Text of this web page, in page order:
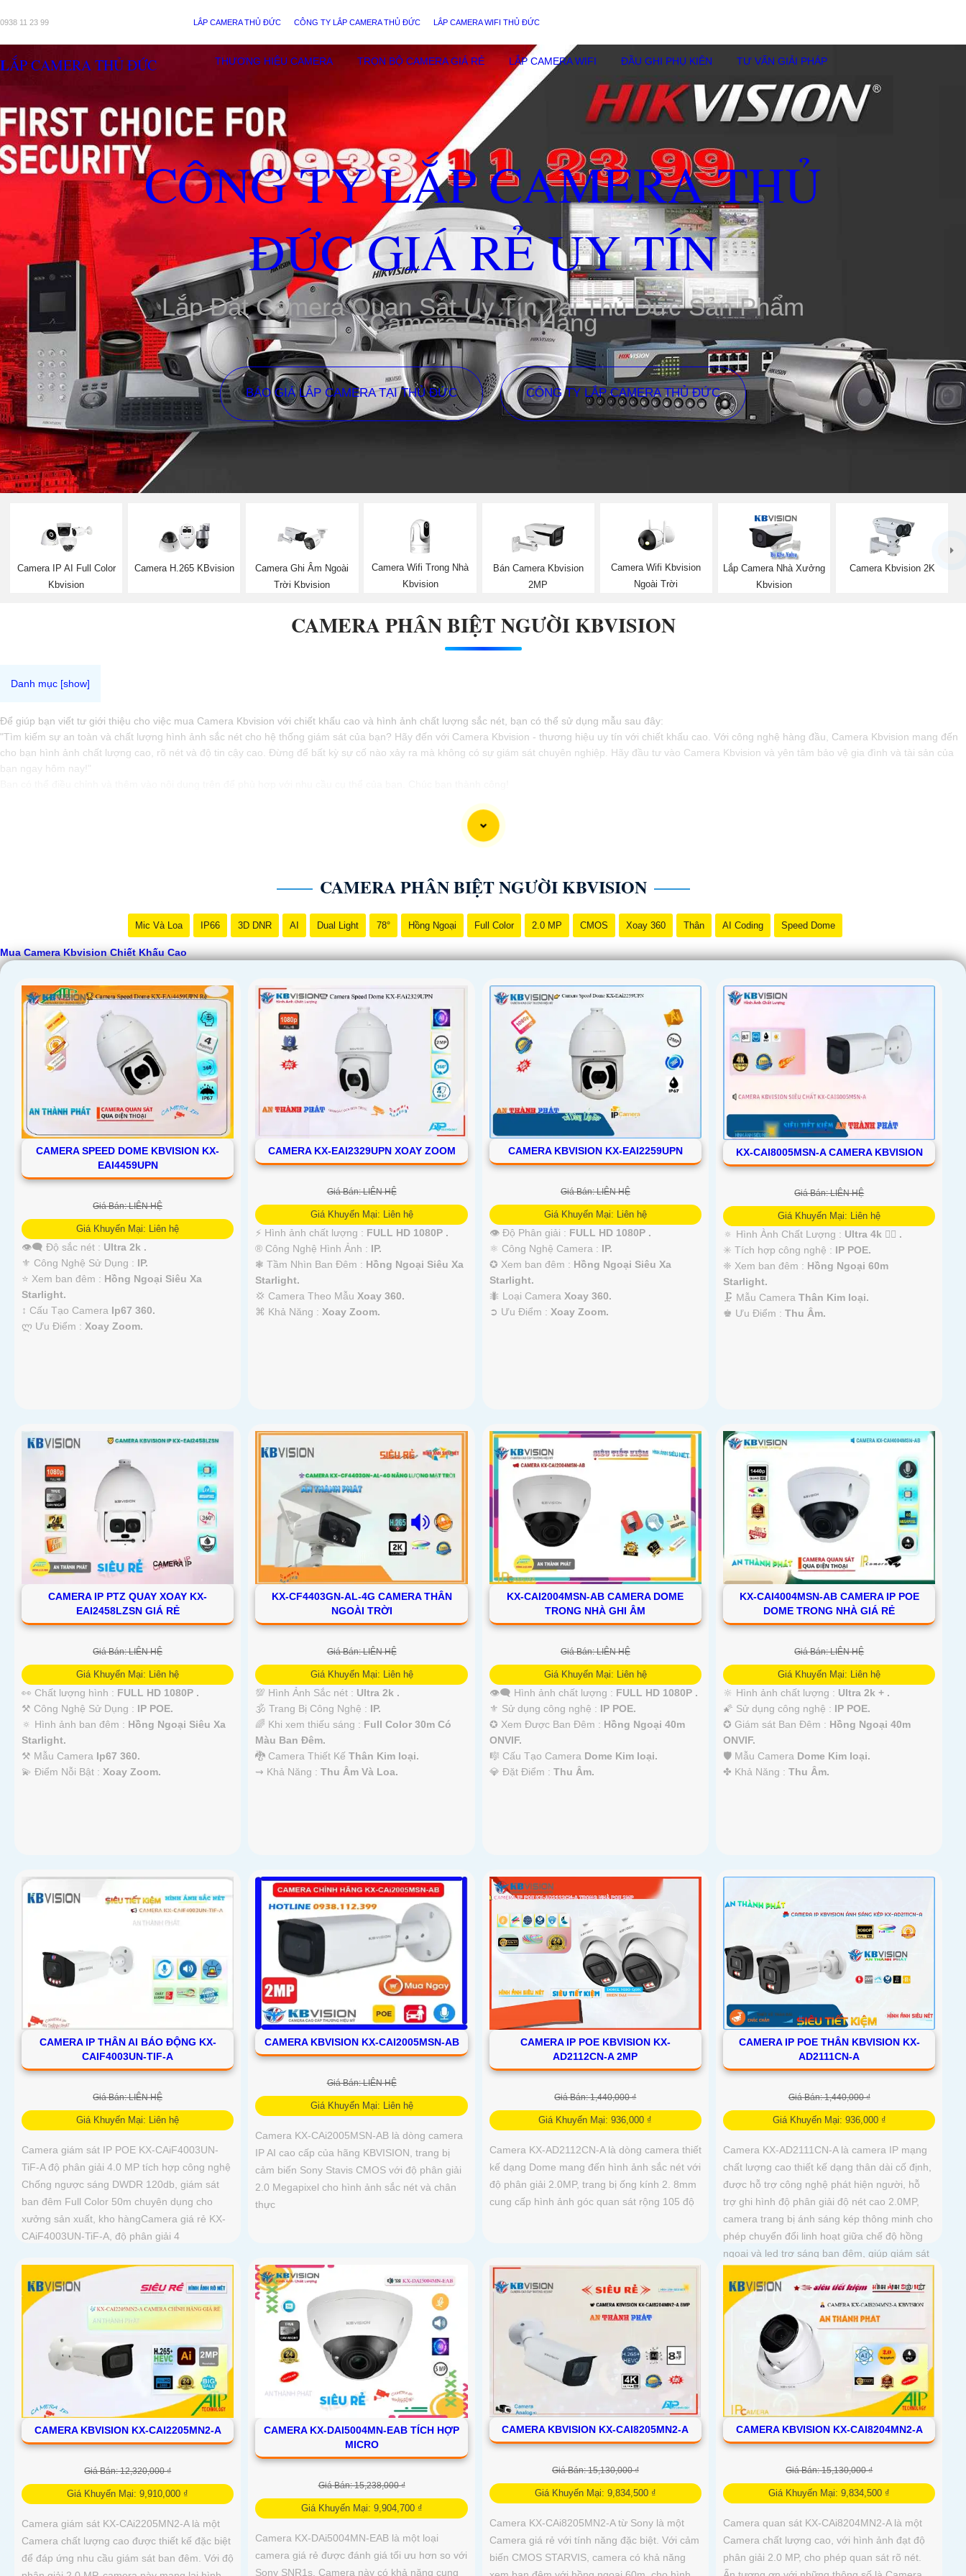
0938 11 23 99 LẮP CAMERA THỦ ĐỨC CÔNG TY LẮP CAMERA THỦ ĐỨC LẮP CAMERA WIFI THỦ ĐỨC
LẮP CAMERA THỦ ĐỨC THƯƠNG HIỆU CAMERA TRỌN BỘ CAMERA GIÁ RẺ LẮP CAMERA WIFI ĐẦU GHI PHỤ KIÊN TƯ VẤN GIẢI PHÁP
CÔNG TY LẮP CAMERA THỦ
ĐỨC GIÁ RẺ UY TÍN
Lắp Đặt Camera Quan Sát Uy Tín Tại Thủ Đức Sản Phẩm
Camera Chính Hãng
BÁO GIÁ LẮP CAMERA TẠI THỦ ĐỨC CÔNG TY LẮP CAMERA THỦ ĐỨC
Camera IP AI Full Color
Kbvision
Camera H.265 KBvision
Camera Ghi Âm Ngoài
Trời Kbvision
Camera Wifi Trong Nhà
Kbvision
Bán Camera Kbvision
2MP
Camera Wifi Kbvision
Ngoài Trời
Lắp Camera Nhà Xưởng
Kbvision
Camera Kbvision 2K
CAMERA PHÂN BIỆT NGƯỜI KBVISION
Để giúp bạn viết tư giới thiệu cho việc mua Camera Kbvision với chiết khấu cao và hình ảnh chất lượng sắc nét, bạn có thể sử dụng mẫu sau đây:
"Tìm kiếm sự an toàn và chất lượng hình ảnh sắc nét cho hệ thống giám sát của bạn? Hãy đến với Camera Kbvision - thương hiệu uy tín với chiết khấu cao. Với công nghệ hàng đầu, Camera Kbvision mang đến
cho bạn hình ảnh chất lượng cao, rõ nét và độ tin cậy cao. Đừng để bất kỳ sự cố nào xảy ra mà không có sự giám sát chuyên nghiệp. Hãy đầu tư vào Camera Kbvision và yên tâm bảo vệ gia đình và tài sản của
bạn ngay hôm nay!"
CAMERA PHÂN BIỆT NGƯỜI KBVISION
Mic Và Loa IP66 3D DNR AI Dual Light 78° Hồng Ngoại Full Color 2.0 MP CMOS Xoay 360 Thân AI Coding Speed Dome
Mua Camera Kbvision Chiết Khấu Cao
CAMERA SPEED DOME KBVISION KX-
EAI4459UPN
Giá Bán: LIÊN HỆ
Giá Khuyến Mại: Liên hệ
👁️‍🗨 Độ sắc nét : Ultra 2k .
⚜️ Công Nghệ Sử Dụng : IP.
⭐ Xem ban đêm : Hồng Ngoại Siêu Xa
Starlight.
↕️ Cấu Tạo Camera Ip67 360.
️ლ Ưu Điểm : Xoay Zoom.
CAMERA KX-EAI2329UPN XOAY ZOOM
Giá Bán: LIÊN HỆ
Giá Khuyến Mại: Liên hệ
️⚡ Hình ảnh chất lượng : FULL HD 1080P .
®️ Công Nghệ Hình Ảnh : IP.
❃ Tầm Nhìn Ban Đêm : Hồng Ngoại Siêu Xa
Starlight.
💢 Camera Theo Mẫu Xoay 360.
️⌘ Khả Năng : Xoay Zoom.
CAMERA KBVISION KX-EAI2259UPN
Giá Bán: LIÊN HỆ
Giá Khuyến Mại: Liên hệ
👁 Độ Phân giải : FULL HD 1080P .
⚛️ Công Nghệ Camera : IP.
✪ Xem ban đêm : Hồng Ngoại Siêu Xa
Starlight.
🐜 Loại Camera Xoay 360.
️➲ Ưu Điểm : Xoay Zoom.
KX-CAI8005MSN-A CAMERA KBVISION
Giá Bán: LIÊN HỆ
Giá Khuyến Mại: Liên hệ
🔅 Hình Ành Chất Lượng : Ultra 4k 👍🏾 .
✳️ Tích hợp công nghệ : IP POE.
❈ Xem ban đêm : Hồng Ngoại 60m
Starlight.
🗜️ Mẫu CameraThân Kim loại.
️♚ Ưu Điểm :Thu Âm.
CAMERA IP PTZ QUAY XOAY KX-
EAI2458LZSN GIÁ RẺ
Giá Bán: LIÊN HỆ
Giá Khuyến Mại: Liên hệ
👀 Chất lượng hình : FULL HD 1080P .
⚒ Công Nghệ Sử Dụng : IP POE.
🔅 Hình ảnh ban đêm : Hồng Ngoại Siêu Xa
Starlight.
⚒ Mẫu Camera Ip67 360.
️💫 Điểm Nỗi Bật : Xoay Zoom.
KX-CF4403GN-AL-4G CAMERA THÂN
NGOÀI TRỜI
Giá Bán: LIÊN HỆ
Giá Khuyến Mại: Liên hệ
💯 Hình Ảnh Sắc nét : Ultra 2k .
🕉️ Trang Bị Công Nghệ : IP.
🌈 Khi xem thiếu sáng : Full Color 30m Có
Màu Ban Ðêm.
🐉️ Camera Thiết KếThân Kim loại.
️⇝ Khả Năng :Thu Âm Và Loa.
KX-CAI2004MSN-AB CAMERA DOME
TRONG NHÀ GHI ÂM
Giá Bán: LIÊN HỆ
Giá Khuyến Mại: Liên hệ
👁️‍🗨 Hình ảnh chất lượng : FULL HD 1080P .
⚜️ Sử dụng công nghệ : IP POE.
✪ Xem Được Ban Đêm : Hồng Ngoại 40m
ONVIF.
🎼️ Cấu Tạo Camera Dome Kim loại.
️💎 Đặt Điểm : Thu Âm.
KX-CAI4004MSN-AB CAMERA IP POE
DOME TRONG NHÀ GIÁ RẺ
Giá Bán: LIÊN HỆ
Giá Khuyến Mại: Liên hệ
🔆 Hình ảnh chất lượng : Ultra 2k + .
🌠 Sử dụng công nghệ : IP POE.
✪ Giám sát Ban Đêm : Hồng Ngoại 40m
ONVIF.
🛡 Mẫu Camera Dome Kim loại.
️✤ Khả Năng :Thu Âm.
CAMERA IP THÂN AI BÁO ĐỘNG KX-
CAIF4003UN-TIF-A
Giá Bán: LIÊN HỆ
Giá Khuyến Mại: Liên hệ
Camera giám sát IP POE KX-CAiF4003UN-
TiF-A độ phân giải 4.0 MP tích hợp công nghệ
Chống ngược sáng DWDR 120db, giám sát
ban đêm Full Color 50m chuyên dụng cho
xưởng sản xuất, kho hàngCamera giá rẻ KX-
CAiF4003UN-TiF-A, độ phân giải 4
CAMERA KBVISION KX-CAI2005MSN-AB
Giá Bán: LIÊN HỆ
Giá Khuyến Mại: Liên hệ
Camera KX-CAi2005MSN-AB là dòng camera
IP AI cao cấp của hãng KBVISION, trang bị
cảm biến Sony Stavis CMOS với độ phân giải
2.0 Megapixel cho hình ảnh sắc nét và chân
thực
CAMERA IP POE KBVISION KX-
AD2112CN-A 2MP
Giá Bán: 1,440,000 ₫
Giá Khuyến Mại: 936,000 ₫
Camera KX-AD2112CN-A là dòng camera thiết
kế dạng Dome mang đến hình ảnh sắc nét với
độ phân giải 2.0MP, trang bị ống kính 2. 8mm
cung cấp hình ảnh góc quan sát rộng 105 độ
CAMERA IP POE THÂN KBVISION KX-
AD2111CN-A
Giá Bán: 1,440,000 ₫
Giá Khuyến Mại: 936,000 ₫
Camera KX-AD2111CN-A là camera IP mạng
chất lượng cao thiết kế dạng thân dài cố định,
được hỗ trợ công nghệ phát hiện người, hỗ
trợ ghi hình độ phân giải độ nét cao 2.0MP,
camera trang bị ánh sáng kép thông minh cho
phép chuyển đổi linh hoạt giữa chế độ hồng
ngoại và led trợ sáng ban đêm, giúp giám sát
bảo vệ an ninh ban đêm một cách linh hoạt
CAMERA KBVISION KX-CAI2205MN2-A
Giá Bán: 12,320,000 ₫
Giá Khuyến Mại: 9,910,000 ₫
Camera giám sát KX-CAi2205MN2-A là một
Camera chất lượng cao được thiết kế đặc biệt
để đáp ứng nhu cầu giám sát ban đêm. Với độ
CAMERA KX-DAI5004MN-EAB TÍCH HỢP
MICRO
Giá Bán: 15,238,000 ₫
Giá Khuyến Mại: 9,904,700 ₫
Camera KX-DAi5004MN-EAB là một loại
camera giá rẻ được đánh giá tối ưu hơn so với
Sony SNR1s. Camera này có khả năng cung
CAMERA KBVISION KX-CAI8205MN2-A
Giá Bán: 15,130,000 ₫
Giá Khuyến Mại: 9,834,500 ₫
Camera KX-CAi8205MN2-A từ Sony là một
Camera giá rẻ với tính năng đặc biệt. Với cảm
biến CMOS STARVIS, camera có khả năng
CAMERA KBVISION KX-CAI8204MN2-A
Giá Bán: 15,130,000 ₫
Giá Khuyến Mại: 9,834,500 ₫
Camera quan sát KX-CAi8204MN2-A là một
Camera chất lượng cao, với hình ảnh đạt độ
phân giải 2.0 MP, cho phép quan sát rõ nét.